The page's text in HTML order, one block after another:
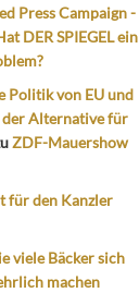
Press Campaign -
DER SPIEGEL ein
Politik von EU und
Alternative für
ZDF-Mauershow
für den Kanzler
viele Bäcker sich
machen